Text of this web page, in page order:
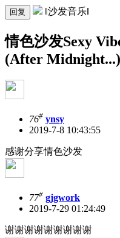
回复 ‖沙发音乐‖
情色沙发Sexy
(After Midnight...)
76# ynsy
2019-7-8 10:43:55
感谢分享情色沙发
77# gjgwork
2019-7-29 01:24:49
谢谢谢谢谢谢谢谢谢